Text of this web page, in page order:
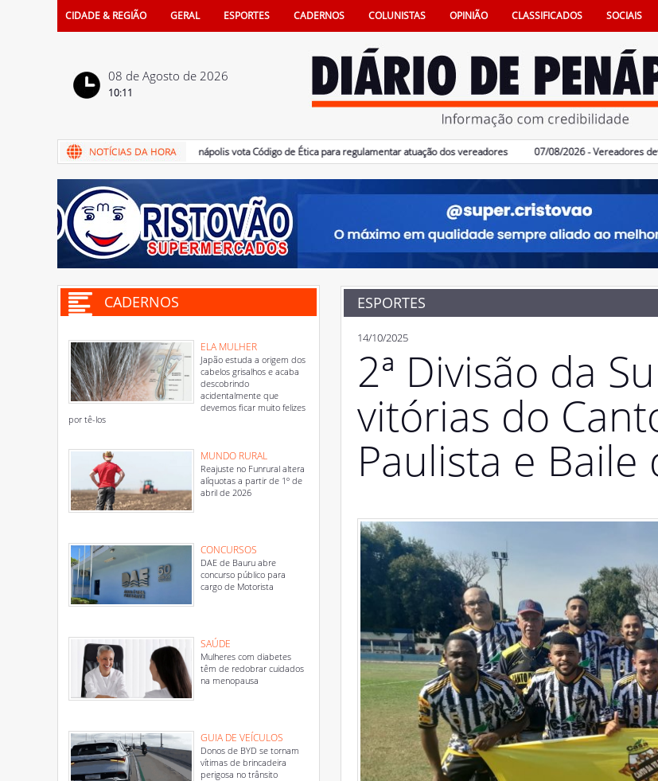
CIDADE & REGIÃO GERAL ESPORTES CADERNOS COLUNISTAS OPINIÃO CLASSIFICADOS SOCIAIS
08 de Agosto de 2026
10:11
08/08/2026 - Câmara de Penápolis vota Código de Ética para regulamentar atuação dos vereadores 07/08/2026 - Vereadores devem
CADERNOS
ELA MULHER
Japão estuda a origem dos
cabelos grisalhos e acaba
descobrindo
acidentalmente que
devemos ficar muito felizes
por tê-los
MUNDO RURAL
Reajuste no Funrural altera
alíquotas a partir de 1º de
abril de 2026
CONCURSOS
DAE de Bauru abre
concurso público para
cargo de Motorista
SAÚDE
Mulheres com diabetes
têm de redobrar cuidados
na menopausa
GUIA DE VEÍCULOS
Donos de BYD se tornam
vítimas de brincadeira
perigosa no trânsito
ESPORTES
14/10/2025
2ª Divisão da
vitórias do
Paulista e